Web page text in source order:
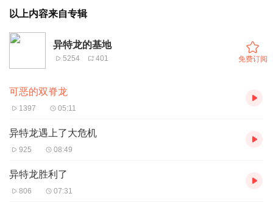
以上内容来自专辑
异特龙的基地
5254 401 免费订阅
可恶的双脊龙
1397 05:11
异特龙遇上了大危机
925 08:49
异特龙胜利了
806 07:31